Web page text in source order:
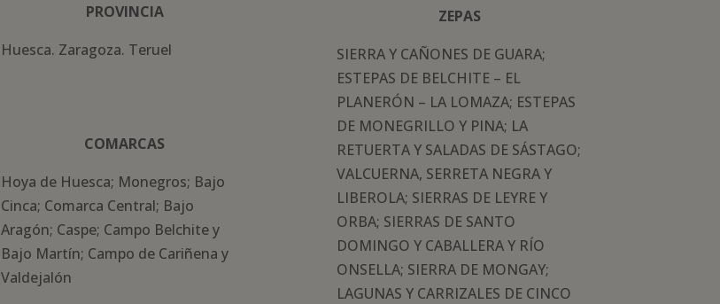
PROVINCIA
Huesca. Zaragoza. Teruel
COMARCAS
Hoya de Huesca; Monegros; Bajo
Cinca; Comarca Central; Bajo
Aragón; Caspe; Campo Belchite y
Bajo Martín; Campo de Cariñena y
Valdejalón
ZEPAS
SIERRA Y CAÑONES DE GUARA;
ESTEPAS DE BELCHITE – EL
PLANERÓN – LA LOMAZA; ESTEPAS
DE MONEGRILLO Y PINA; LA
RETUERTA Y SALADAS DE SÁSTAGO;
VALCUERNA, SERRETA NEGRA Y
LIBEROLA; SIERRAS DE LEYRE Y
ORBA; SIERRAS DE SANTO
DOMINGO Y CABALLERA Y RÍO
ONSELLA; SIERRA DE MONGAY;
LAGUNAS Y CARRIZALES DE CINCO